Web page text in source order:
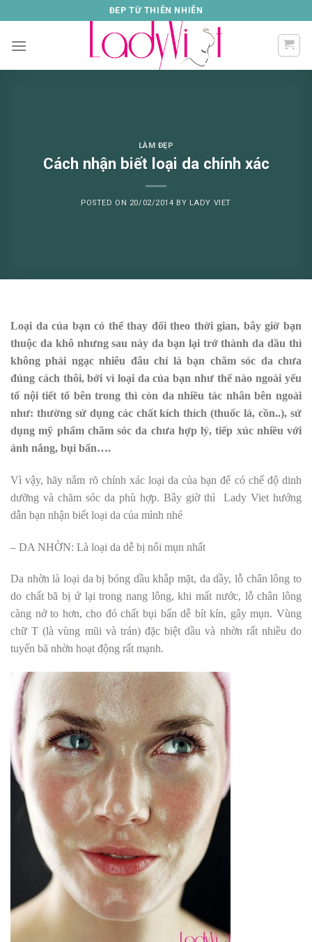
to
content
ĐEP TỪ THIÊN NHIÊN
LÀM ĐẸP
Cách nhận biết loại da chính xác
POSTED ON 20/02/2014 BY LADY VIET
Loại da của bạn có thể thay đổi theo thời gian, bây giờ bạn
thuộc da khô nhưng sau này da bạn lại trở thành da dầu thì
không phải ngạc nhiêu đâu chỉ là bạn chăm sóc da chưa
đúng cách thôi, bởi vì loại da của bạn như thế nào ngoài yếu
tố nội tiết tố bên trong thì còn da nhiều tác nhân bên ngoài
như: thường sử dụng các chất kích thích (thuốc lá, cồn..), sử
dụng mỹ phẩm chăm sóc da chưa hợp lý, tiếp xúc nhiều với
ánh nắng, bụi bẩn….
Vì vậy, hãy nắm rõ chính xác loại da của bạn để có chế độ dinh
dưỡng và chăm sóc da phù hợp. Bây giờ thì Lady Viet hướng
dẫn bạn nhận biết loại da của mình nhé
– DA NHỜN: Là loại da dễ bị nổi mụn nhất
Da nhờn là loại da bị bóng dầu khắp mặt, da dầy, lỗ chân lông to
do chất bã bị ứ lại trong nang lông, khi mất nước, lỗ chân lông
càng nở to hơn, cho đó chất bụi bẩn dễ bít kín, gây mụn. Vùng
chữ T (là vùng mũi và trán) đặc biệt dầu và nhờn rất nhiều do
tuyến bã nhờn hoạt động rất mạnh.